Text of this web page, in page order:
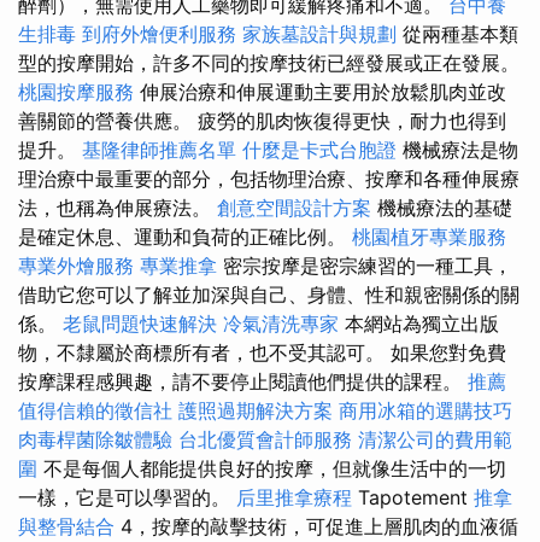
醉劑），無需使用人工藥物即可緩解疼痛和不適。 台中養
生排毒 到府外燴便利服務 家族墓設計與規劃 從兩種基本類
型的按摩開始，許多不同的按摩技術已經發展或正在發展。
桃園按摩服務 伸展治療和伸展運動主要用於放鬆肌肉並改
善關節的營養供應。 疲勞的肌肉恢復得更快，耐力也得到
提升。 基隆律師推薦名單 什麼是卡式台胞證 機械療法是物
理治療中最重要的部分，包括物理治療、按摩和各種伸展療
法，也稱為伸展療法。 創意空間設計方案 機械療法的基礎
是確定休息、運動和負荷的正確比例。 桃園植牙專業服務
專業外燴服務 專業推拿 密宗按摩是密宗練習的一種工具，
借助它您可以了解並加深與自己、身體、性和親密關係的關
係。 老鼠問題快速解決 冷氣清洗專家 本網站為獨立出版
物，不隸屬於商標所有者，也不受其認可。 如果您對免費
按摩課程感興趣，請不要停止閱讀他們提供的課程。 推薦
值得信賴的徵信社 護照過期解決方案 商用冰箱的選購技巧
肉毒桿菌除皺體驗 台北優質會計師服務 清潔公司的費用範
圍 不是每個人都能提供良好的按摩，但就像生活中的一切
一樣，它是可以學習的。 后里推拿療程 Tapotement 推拿
與整骨結合 4，按摩的敲擊技術，可促進上層肌肉的血液循